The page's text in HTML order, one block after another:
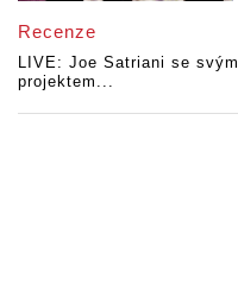
Recenze
LIVE: Joe Satriani se svým
projektem...